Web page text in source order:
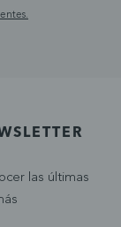
las últimas